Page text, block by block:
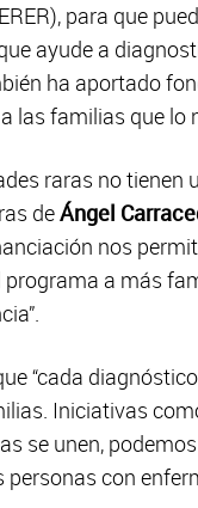
para que
ayude a
ha aportado
las familias que lo
raras no
deÁngel
nos
a más
“cada
Iniciativas
se unen,
con